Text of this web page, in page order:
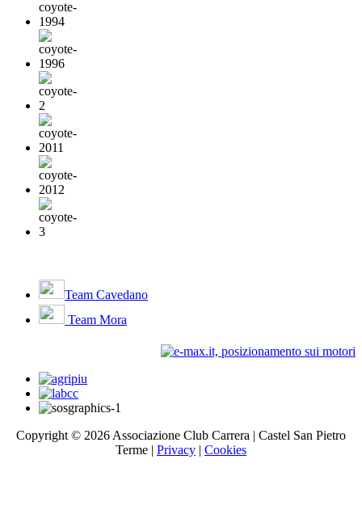
Team Cavedano
Team Mora
Copyright © 2026 Associazione Club Carrera | Castel San Pietro
Terme | Privacy | Cookies